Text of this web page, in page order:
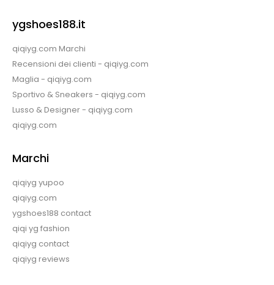
ygshoes188.it
qiqiyg.com Marchi
Recensioni dei clienti - qiqiyg.com
Maglia - qiqiyg.com
Sportivo & Sneakers - qiqiyg.com
Lusso & Designer - qiqiyg.com
qiqiyg.com
Marchi
qiqiyg yupoo
qiqiyg.com
ygshoes188 contact
qiqi yg fashion
qiqiyg contact
qiqiyg reviews